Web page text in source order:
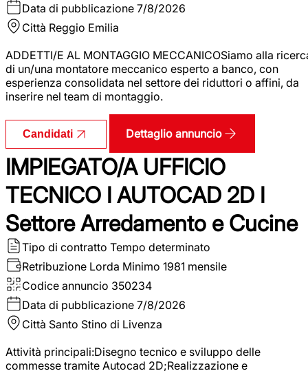
Data di pubblicazione 7/8/2026
Città Reggio Emilia
ADDETTI/E AL MONTAGGIO MECCANICOSiamo alla
di un/una montatore meccanico esperto a banco, con
esperienza consolidata nel settore dei riduttori o affini, da
inserire nel team di montaggio.
Candidati Dettaglio annuncio
IMPIEGATO/A UFFICIO
TECNICO I AUTOCAD 2D I
Settore Arredamento e Cucine
Tipo di contratto Tempo determinato
Retribuzione Lorda Minimo 1981 mensile
Codice annuncio 350234
Data di pubblicazione 7/8/2026
Città Santo Stino di Livenza
Attività principali:Disegno tecnico e sviluppo delle
commesse tramite Autocad 2D;Realizzazione e